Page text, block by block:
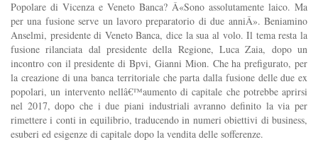
Popolare di Vicenza e Veneto Banca? Â«Sono assolutamente laico. Ma
per una fusione serve un lavoro preparatorio di due anniÂ». Beniamino
Anselmi, presidente di Veneto Banca, dice la sua al volo. Il tema resta la
fusione rilanciata dal presidente della Regione, Luca Zaia, dopo un
incontro con il presidente di Bpvi, Gianni Mion. Che ha prefigurato, per
la creazione di una banca territoriale che parta dalla fusione delle due ex
popolari, un intervento nellâ€™aumento di capitale che potrebbe aprirsi
nel 2017, dopo che i due piani industriali avranno definito la via per
rimettere i conti in equilibrio, traducendo in numeri obiettivi di business,
esuberi ed esigenze di capitale dopo la vendita delle sofferenze.